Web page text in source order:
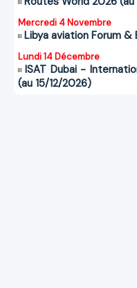
Mercredi 4 Novembre
Libya aviation Forum &
Lundi 14 Décembre
ISAT Dubai -
(au 15/12/2026)